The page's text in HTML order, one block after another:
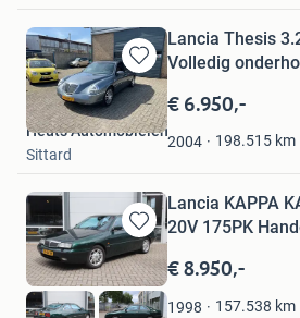
Bewaren
in
Mijn
Favorieten
Lancia Thesis
Volledig
€ 6.950,-
2004 198.515 km
Heuts Automobielen
Sittard
Bewaren
in
Mijn
Favorieten
Lancia KAPPA
20V 175PK
€ 8.950,-
1998 157.538 km